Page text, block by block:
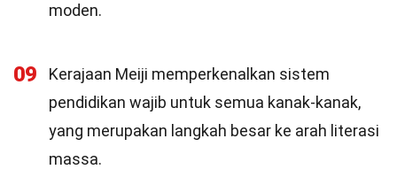
moden.
09
Kerajaan Meiji memperkenalkan sistem
pendidikan wajib untuk semua kanak-kanak,
yang merupakan langkah besar ke arah literasi
massa.